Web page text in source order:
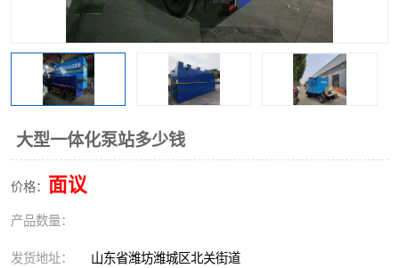
大型一体化泵站多少钱
价格： 面议
产品数量：
发货地址： 山东省潍坊潍城区北关街道
客运站污水处理设备 航站楼厕所污水处理设备
UASB厌氧塔 加油站油田景点旅游区污
水处理设备
风电场变电站污水处理设
备
叠螺污泥脱水机
疾控中心一体化设备处理
餐具消毒污水处理设备